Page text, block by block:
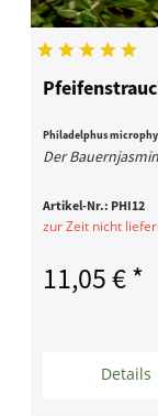
Philadelphus
Der
Artikel-Nr.: PHI12
zur Zeit nicht
11,05 € *
Details